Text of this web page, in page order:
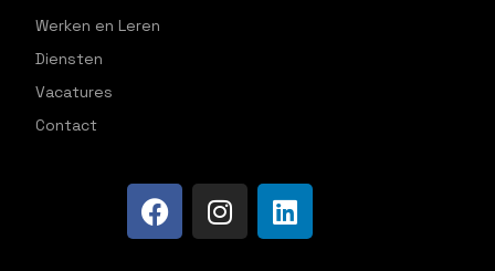
Werken en Leren
Diensten
Vacatures
Contact